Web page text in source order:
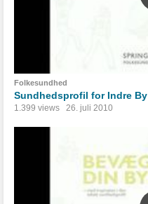
Folkesundhed
Sundhedsprofil for Indre By
1.399 views 26. juli 2010